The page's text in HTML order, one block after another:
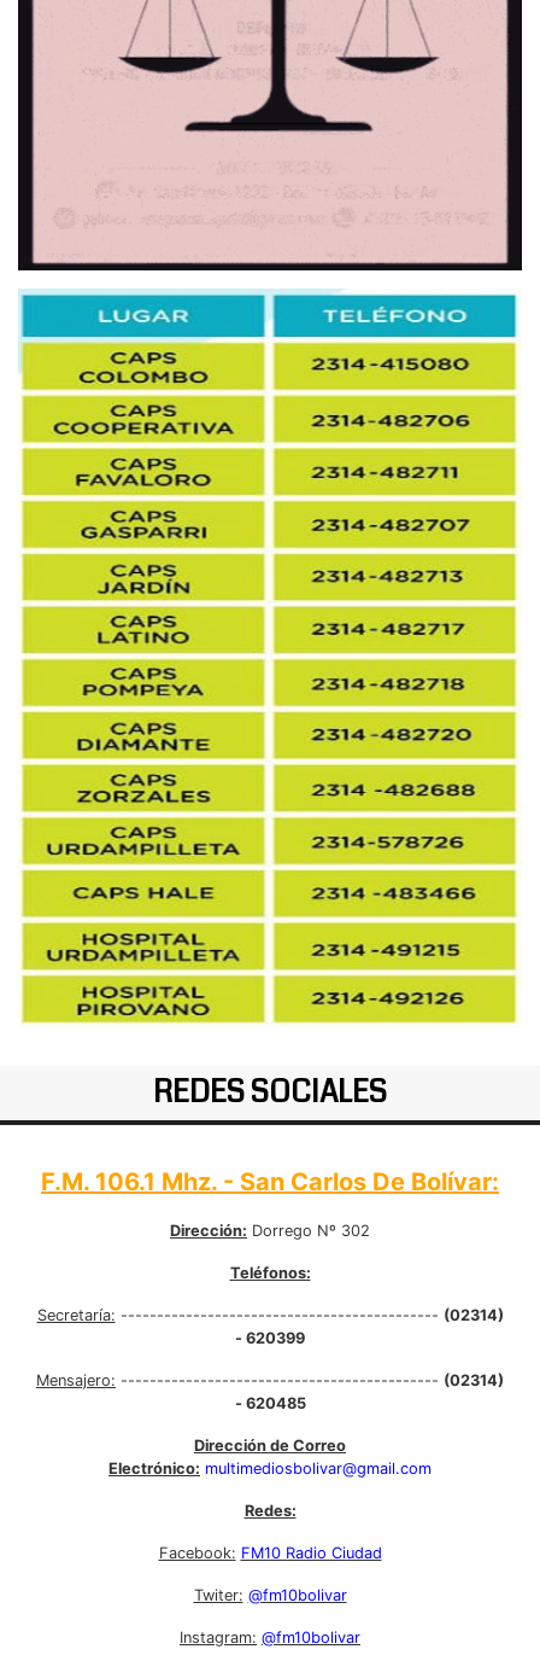
REDES SOCIALES
F.M. 106.1 Mhz. - San Carlos De Bolívar:
Dirección: Dorrego Nº 302
Teléfonos:
Secretaría: -------------------------------------------- (02314)
- 620399
Mensajero: -------------------------------------------- (02314)
- 620485
Dirección de Correo
Electrónico: multimediosbolivar@gmail.com
Redes:
Facebook: FM10 Radio Ciudad
Twiter: @fm10bolivar
Instagram: @fm10bolivar